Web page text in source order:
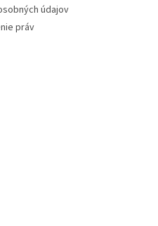
údajov
práv